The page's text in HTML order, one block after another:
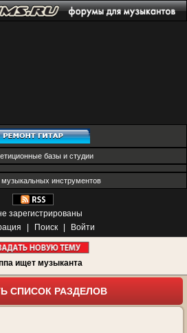
базы и студии
инструментов
зарегистрированы
Поиск Войти
ищет музыканта
СПИСОК РАЗДЕЛОВ